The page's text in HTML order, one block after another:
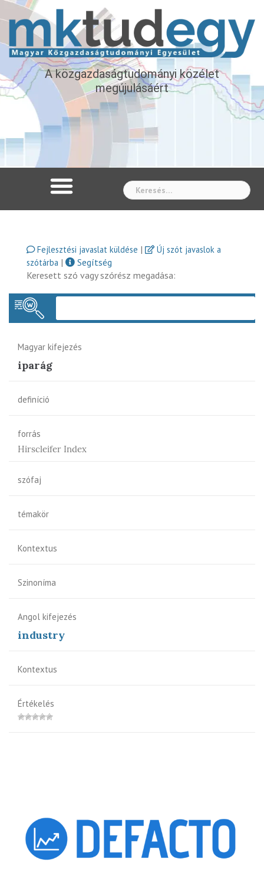
A közgazdaságtudományi közélet
megújulásáért
Fejlesztési javaslat küldése |
Új szót javaslok a
szótárba |
Segítség
Keresett szó vagy szórész megadása:
Magyar kifejezés
iparág
definíció
forrás
Hirscleifer Index
szófaj
témakör
Kontextus
Szinoníma
Angol kifejezés
industry
Kontextus
Értékelés